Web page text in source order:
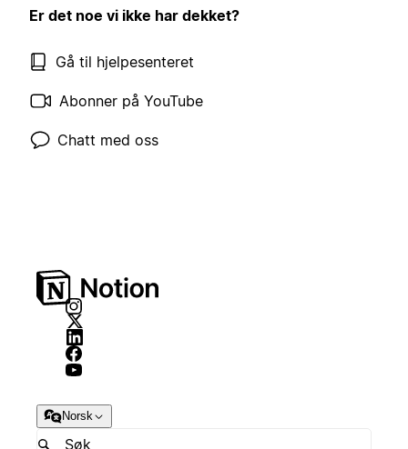
Er det noe vi ikke har dekket?
Gå til hjelpesenteret
Abonner på YouTube
Chatt med oss
Norsk